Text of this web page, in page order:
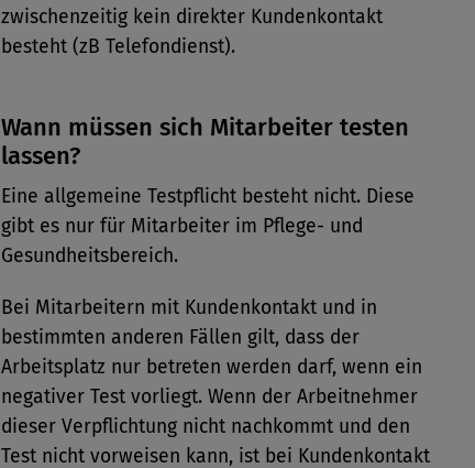
zwischenzeitig kein direkter Kundenkontakt
besteht (zB Telefondienst).
Wann müssen sich Mitarbeiter testen
lassen?
Eine allgemeine Testpflicht besteht nicht. Diese
gibt es nur für Mitarbeiter im ­Pflege- und
Gesundheitsbereich.
Bei Mitarbeitern mit Kundenkontakt und in
bestimmten anderen Fällen gilt, dass der
Arbeitsplatz nur betreten werden darf, wenn ein
negativer Test vorliegt. Wenn der Arbeitnehmer
dieser Verpflichtung nicht nachkommt und den
Test nicht vorweisen kann, ist bei Kundenkontakt